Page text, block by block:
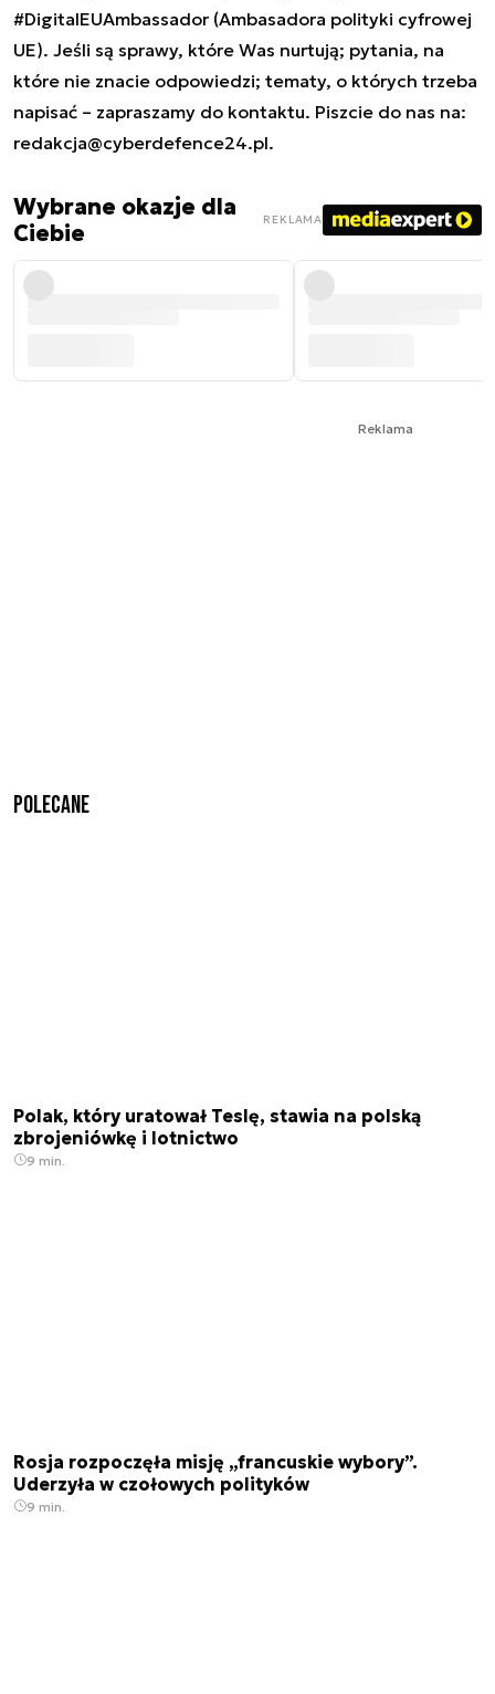
#DigitalEUAmbassador (Ambasadora polityki cyfrowej
UE). Jeśli są sprawy, które Was nurtują; pytania, na
które nie znacie odpowiedzi; tematy, o których trzeba
napisać – zapraszamy do kontaktu. Piszcie do nas na:
redakcja@cyberdefence24.pl.
Wybrane okazje dla
Ciebie
REKLAMA
Reklama
Polecane
Polak, który uratował Teslę, stawia na polską
zbrojeniówkę i lotnictwo
9 min.
Rosja rozpoczęła misję „francuskie wybory”.
Uderzyła w czołowych polityków
9 min.